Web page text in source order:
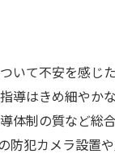
いて不安を感じ
導はきめ細やか
体制の質など総
防犯カメラ設置